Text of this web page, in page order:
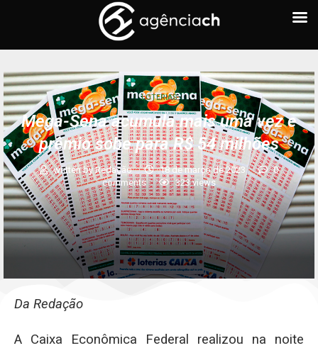
LOTERIAS
Mega-Sena acumula mais uma vez e
prêmio sobe para R$ 54 milhões
written byRedação 18 de março de 2023
0
comments
323views
Da Redação
A Caixa Econômica Federal realizou na noite